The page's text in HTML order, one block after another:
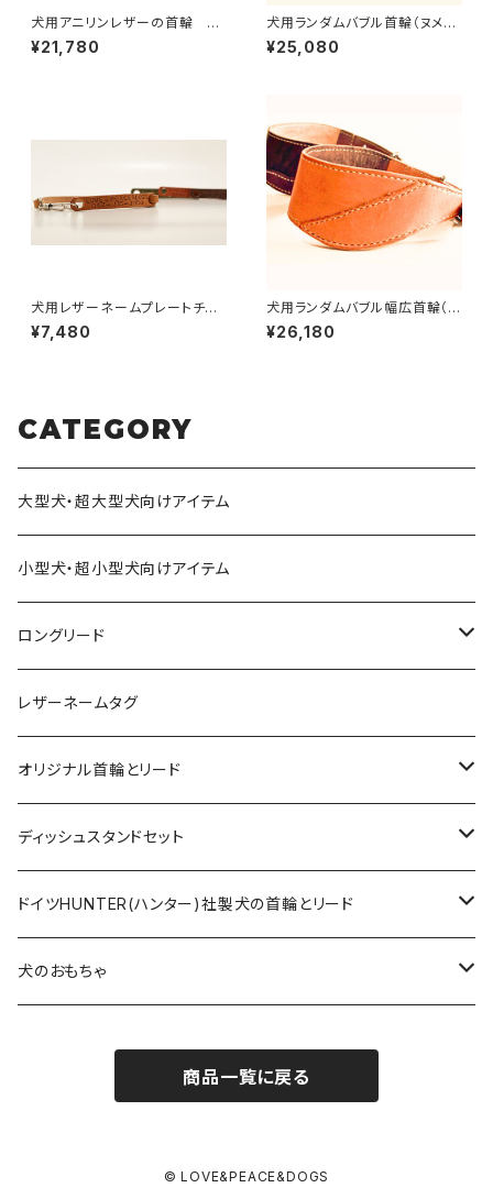
犬用アニリンレザーの首輪 30
~39cmまで 【受注製作】LOV
E&PEACE&DOGSオリジナル
¥21,780
犬用ランダムバブル首輪（ヌメ革
ハンドメイド）40〜49cmま
で 【受注製作】LOVE＆PEAC
¥25,080
犬用レザーネームプレートチョ
ーカー（迷子札）／長さ40cm以
上 【受注製作】LOVE&PEACE
¥7,480
犬用ランダムバブル幅広首輪（ハ
ンドメイドヌメ革首輪） 首周り
サイズ30〜39cmまで LOVE
¥26,180
CATEGORY
大型犬・超大型犬向けアイテム
小型犬・超小型犬向けアイテム
ロングリード
オリジナル軽量ロングリード
オリジナルロングリード
レザーネームタグ
オリジナル首輪とリード
ロープとヌメ革の首輪とリード
ヌメ革の首輪とリード
アニリンレザーの首輪とリード
ディッシュスタンドセット
無垢の木とステンレスのディッシュスタンドセット
超小型犬〜中型犬サイズ
無垢の木と陶器のディッシュスタンドセット
大型犬〜超大型犬向けサイズ
ドイツHUNTER(ハンター)社製犬の首輪とリード
HUNTER(ハンター）社製首輪
HUNTER（ハンター）社製スリップリード
JOKKE（フィンランド・ヨッケ）製首輪
犬のおもちゃ
ボールのおもちゃ
商品一覧に戻る
© LOVE&PEACE&DOGS